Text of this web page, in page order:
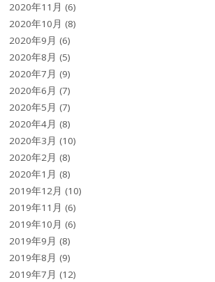
2020年11月 (6)
2020年10月 (8)
2020年9月 (6)
2020年8月 (5)
2020年7月 (9)
2020年6月 (7)
2020年5月 (7)
2020年4月 (8)
2020年3月 (10)
2020年2月 (8)
2020年1月 (8)
2019年12月 (10)
2019年11月 (6)
2019年10月 (6)
2019年9月 (8)
2019年8月 (9)
2019年7月 (12)